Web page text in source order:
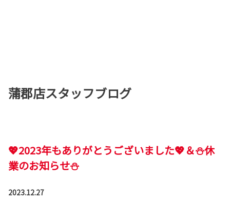
蒲郡店スタッフブログ
💖2023年もありがとうございました💖＆⛄休
業のお知らせ⛄
2023.12.27